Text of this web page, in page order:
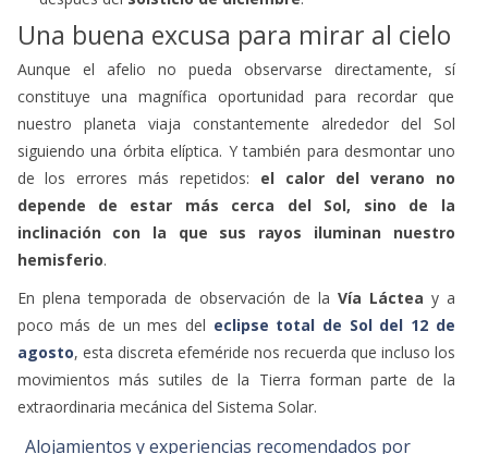
Una buena excusa para mirar al cielo
Aunque el afelio no pueda observarse directamente, sí
constituye una magnífica oportunidad para recordar que
nuestro planeta viaja constantemente alrededor del Sol
siguiendo una órbita elíptica. Y también para desmontar uno
de los errores más repetidos: el calor del verano no
depende de estar más cerca del Sol, sino de la
inclinación con la que sus rayos iluminan nuestro
hemisferio.
En plena temporada de observación de la Vía Láctea y a
poco más de un mes del eclipse total de Sol del 12 de
agosto, esta discreta efeméride nos recuerda que incluso los
movimientos más sutiles de la Tierra forman parte de la
extraordinaria mecánica del Sistema Solar.
Alojamientos y experiencias recomendados por